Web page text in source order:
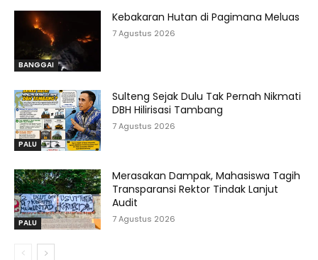
BANGGAI
Kebakaran Hutan di Pagimana Meluas
7 Agustus 2026
PALU
Sulteng Sejak Dulu Tak Pernah Nikmati
DBH Hilirisasi Tambang
7 Agustus 2026
PALU
Merasakan Dampak, Mahasiswa Tagih
Transparansi Rektor Tindak Lanjut
Audit
7 Agustus 2026